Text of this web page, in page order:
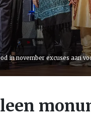
in november excuses aan